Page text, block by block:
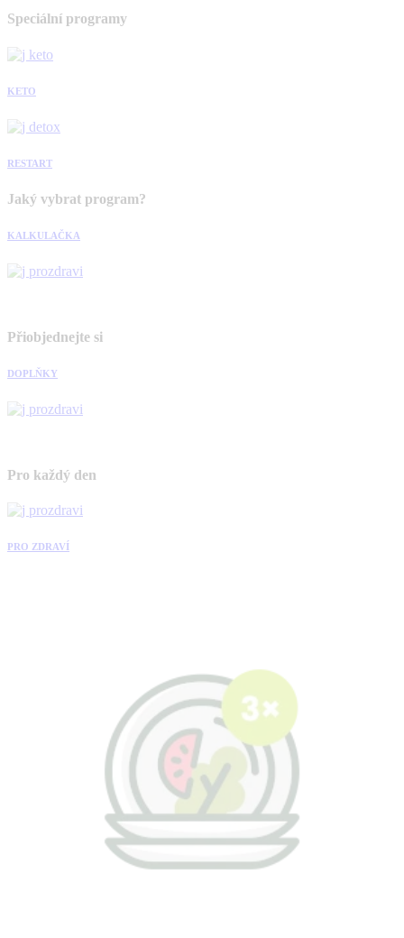
Speciální programy
KETO
RESTART
Jaký vybrat program?
KALKULAČKA
Přiobjednejte si
DOPLŇKY
Pro každý den
PRO ZDRAVÍ